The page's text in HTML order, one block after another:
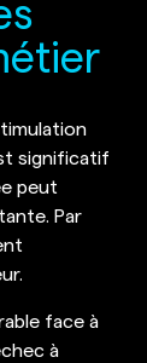
significatif
peut
Par
face à
à